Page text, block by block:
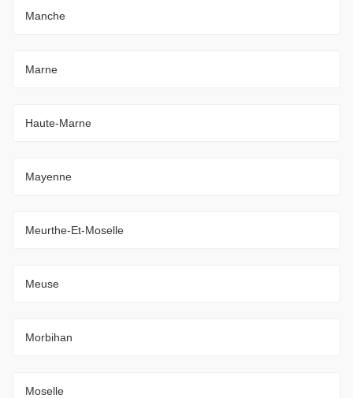
Manche
Marne
Haute-Marne
Mayenne
Meurthe-Et-Moselle
Meuse
Morbihan
Moselle